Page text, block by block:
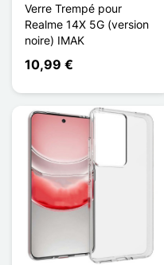
Verre Trempé pour
Realme 14X 5G (version
noire) IMAK
10,99 €